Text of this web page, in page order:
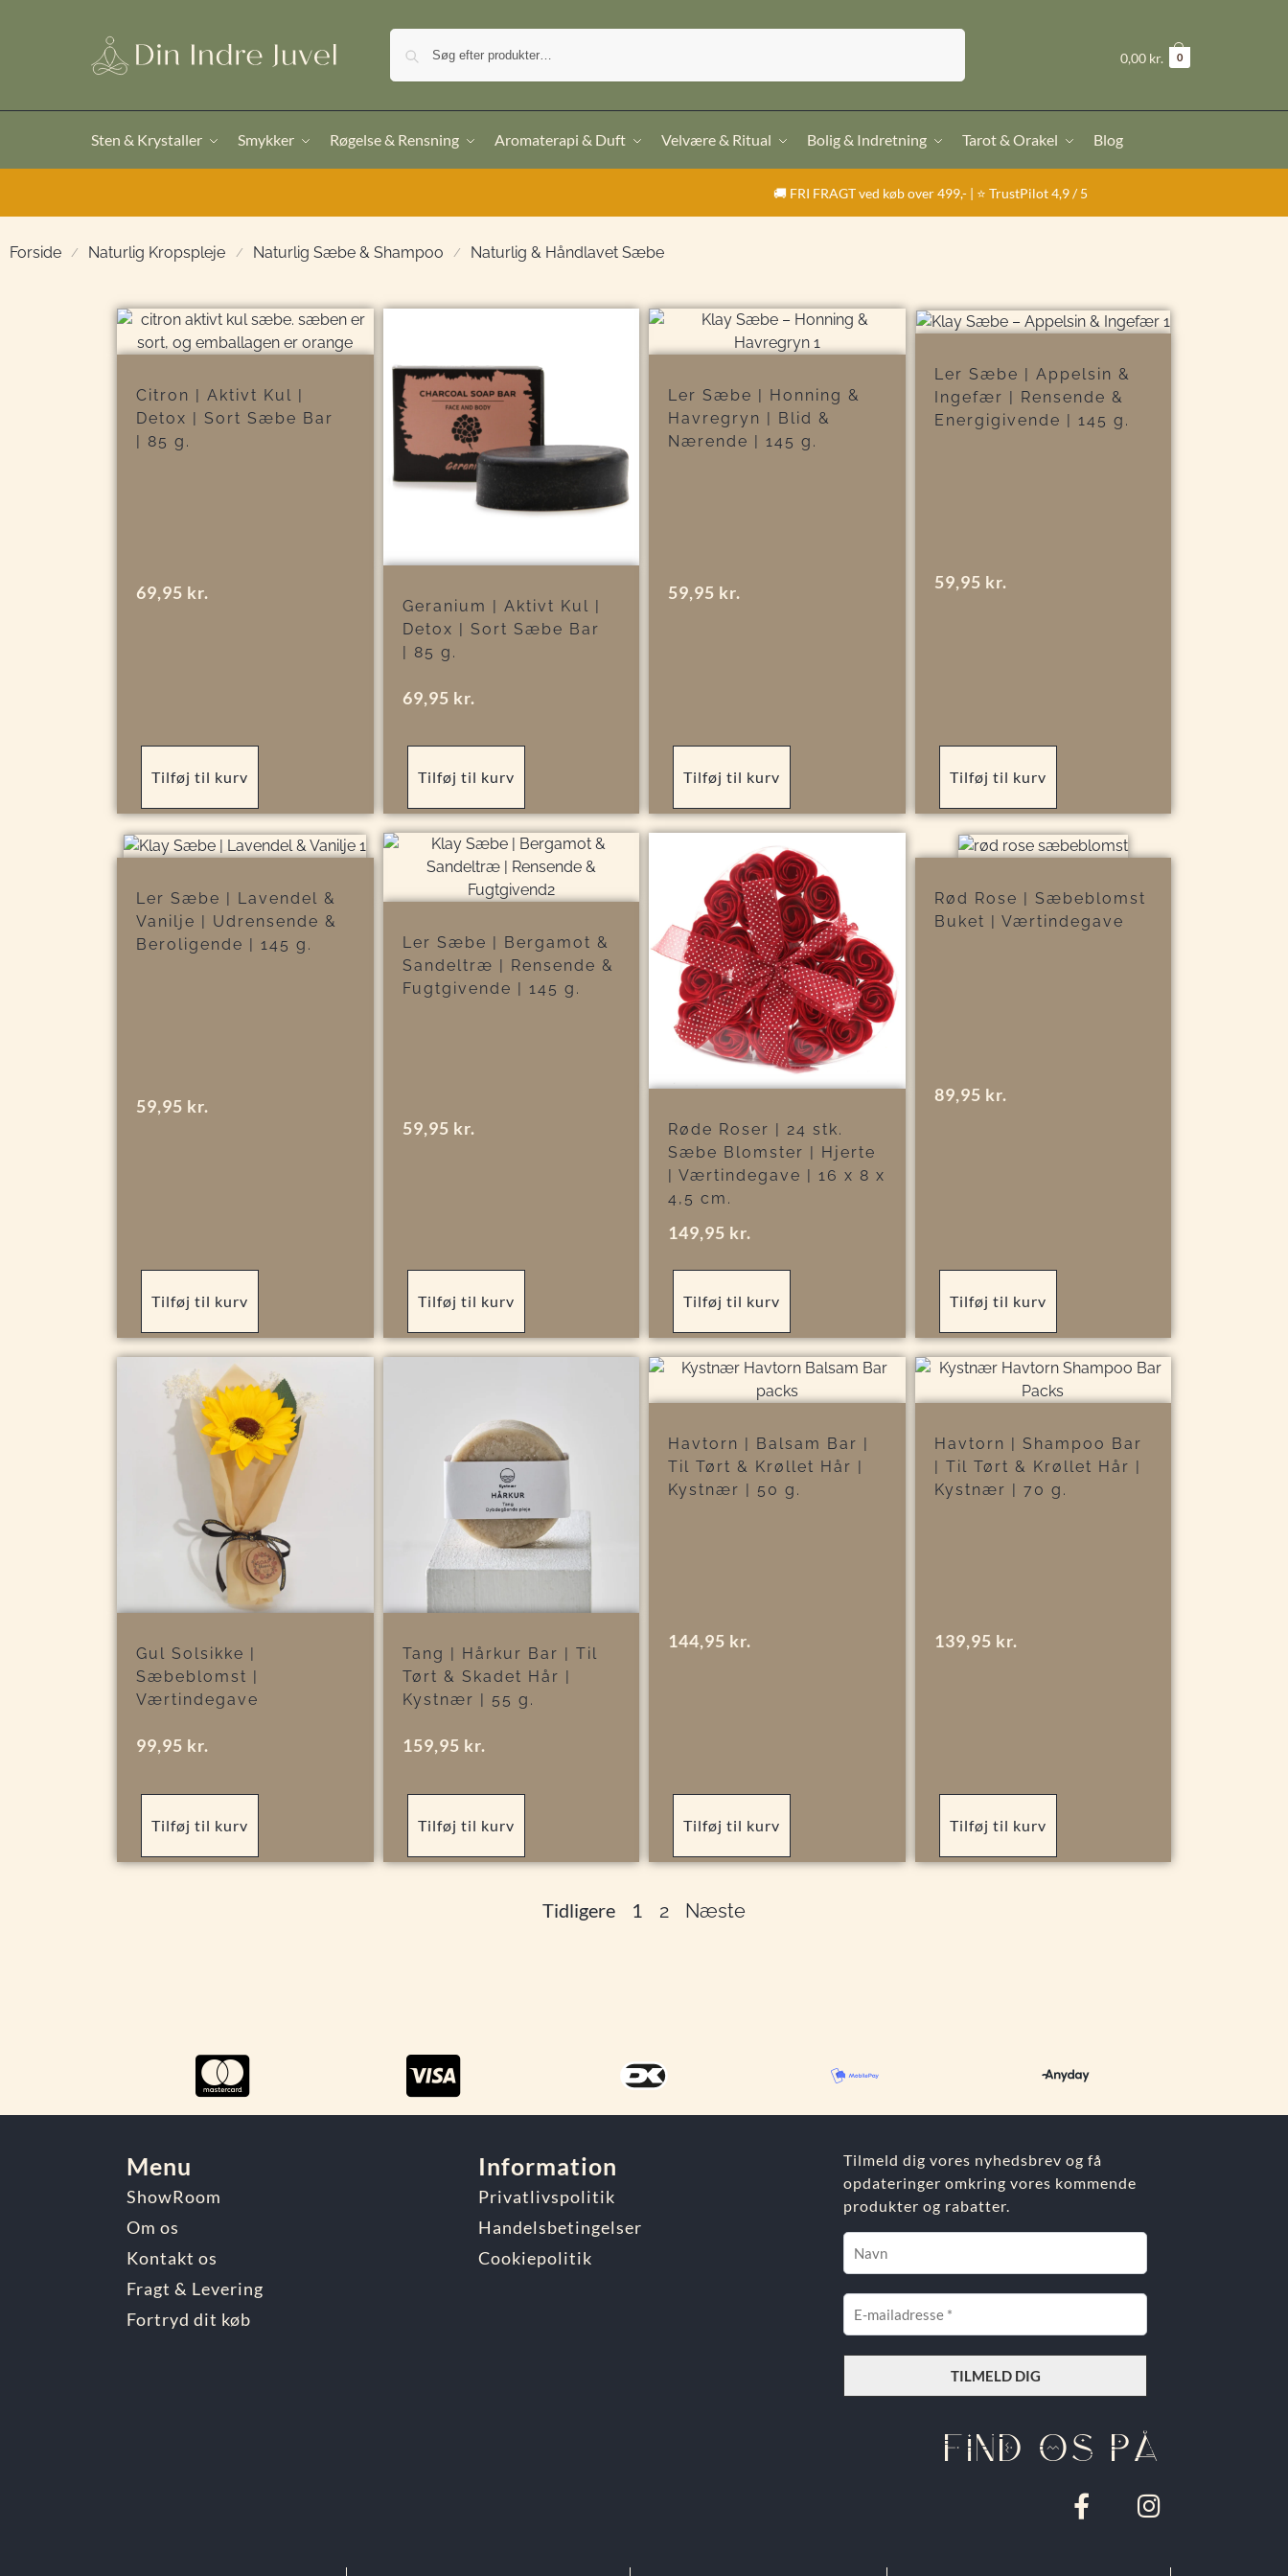
0,00 kr. 0
Sten & Krystaller Smykker Røgelse & Rensning Aromaterapi & Duft Velvære & Ritual Bolig & Indretning Tarot & Orakel Blog
🚚 FRI FRAGT ved køb over 499,- | ⭐ TrustPilot 4,9 / 5
Forside / Naturlig Kropspleje / Naturlig Sæbe & Shampoo / Naturlig & Håndlavet Sæbe
Citron | Aktivt Kul |
Detox | Sort Sæbe Bar
| 85 g.
69,95 kr.
Tilføj til kurv
Geranium | Aktivt Kul |
Detox | Sort Sæbe Bar
| 85 g.
69,95 kr.
Tilføj til kurv
Ler Sæbe | Honning &
Havregryn | Blid &
Nærende | 145 g.
59,95 kr.
Tilføj til kurv
Ler Sæbe | Appelsin &
Ingefær | Rensende &
Energigivende | 145 g.
59,95 kr.
Tilføj til kurv
Ler Sæbe | Lavendel &
Vanilje | Udrensende &
Beroligende | 145 g.
59,95 kr.
Tilføj til kurv
Ler Sæbe | Bergamot &
Sandeltræ | Rensende &
Fugtgivende | 145 g.
59,95 kr.
Tilføj til kurv
Røde Roser | 24 stk.
Sæbe Blomster | Hjerte
| Værtindegave | 16 x 8 x
4,5 cm.
149,95 kr.
Tilføj til kurv
Rød Rose | Sæbeblomst
Buket | Værtindegave
89,95 kr.
Tilføj til kurv
Gul Solsikke |
Sæbeblomst |
Værtindegave
99,95 kr.
Tilføj til kurv
Tang | Hårkur Bar | Til
Tørt & Skadet Hår |
Kystnær | 55 g.
159,95 kr.
Tilføj til kurv
Havtorn | Balsam Bar |
Til Tørt & Krøllet Hår |
Kystnær | 50 g.
144,95 kr.
Tilføj til kurv
Havtorn | Shampoo Bar
| Til Tørt & Krøllet Hår |
Kystnær | 70 g.
139,95 kr.
Tilføj til kurv
Tidligere 1 2 Næste
Menu
ShowRoom
Om os
Kontakt os
Fragt & Levering
Fortryd dit køb
Information
Privatlivspolitik
Handelsbetingelser
Cookiepolitik
Tilmeld dig vores nyhedsbrev og få
opdateringer omkring vores kommende
produkter og rabatter.
FIND OS PÅ